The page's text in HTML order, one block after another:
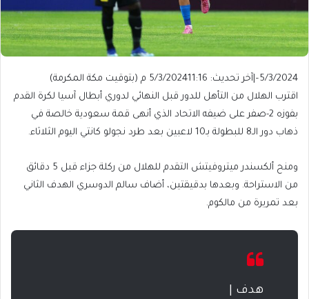
5/3/2024
– آخر تحديث: 5/3/2024 11:16 م (بتوقيت مكة المكرمة)
اقترب الهلال من التأهل للدور قبل النهائي لدوري أبطال آسيا لكرة القدم
بفوزه 2-صفر على ضيفه الاتحاد الذي أنهى قمة سعودية خالصة في
ذهاب دور الـ8 للبطولة بـ10 لاعبين بعد طرد نجولو كانتي اليوم الثلاثاء.
ومنح ألكسندر ميتروفيتش التقدم للهلال من ركلة جزاء قبل 5 دقائق
من الاستراحة. وبعدها بدقيقتين، أضاف سالم الدوسري الهدف الثاني
بعد تمريرة من مالكوم.
هدف |